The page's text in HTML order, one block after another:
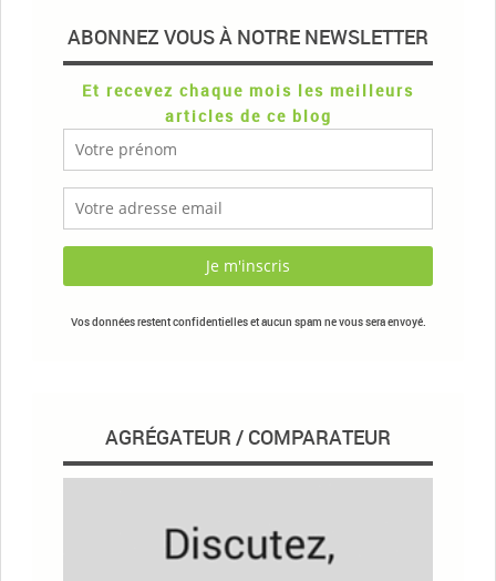
ABONNEZ VOUS À NOTRE NEWSLETTER
Et recevez chaque mois les meilleurs
articles de ce blog
Vos données restent confidentielles et aucun spam ne vous sera envoyé.
AGRÉGATEUR / COMPARATEUR